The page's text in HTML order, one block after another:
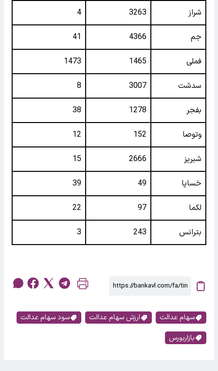
شراز 3263
4
جم 4366
41
فملی 1465
1473
سدشت 3007
8
بفجر 1278
38
وتوصا 152
12
شبریز 2666
15
خساپا 49
39
لکما 97
22
بترانس 243
3
سهام عدالت ارزش سهام عدالت
سود سهام عدالت
بازاربورس